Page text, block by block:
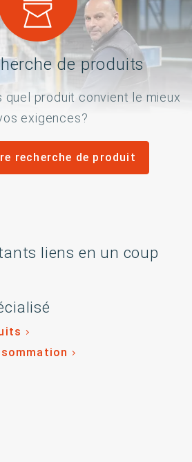
de produits
quel produit convient le mieux
exigences?
recherche de produit
liens en un coup